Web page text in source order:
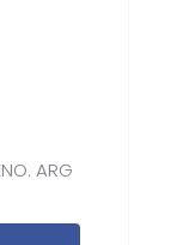
ARG